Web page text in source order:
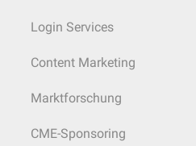
Login Services
Content Marketing
Marktforschung
CME-Sponsoring